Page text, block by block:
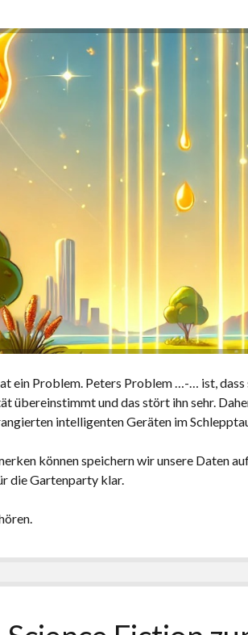
ein Problem. Peters Problem …-… ist,
übereinstimmt und das stört ihn sehr.
intelligenten Geräten im
können speichern wir unsere Daten
die Gartenparty klar.